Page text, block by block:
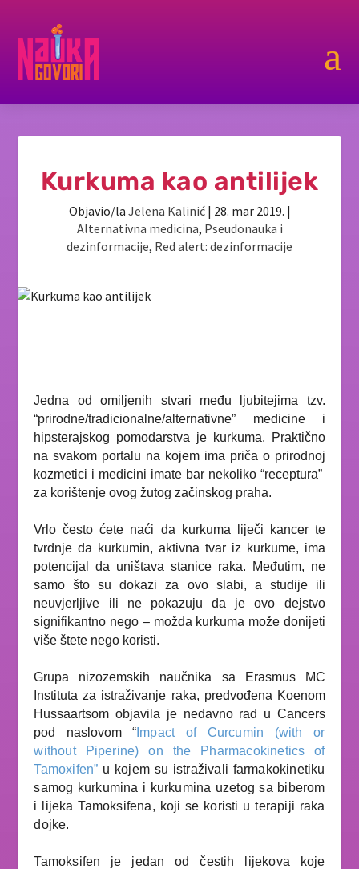
a
Kurkuma kao antilijek
Objavio/la Jelena Kalinić| 28. mar 2019. |
Alternativna medicina, Pseudonauka i
dezinformacije, Red alert: dezinformacije
Jedna od omiljenih stvari među ljubitejima tzv.
“prirodne/tradicionalne/alternativne” medicine i
hipsterajskog pomodarstva je kurkuma. Praktično
na svakom portalu na kojem ima priča o prirodnoj
kozmetici i medicini imate bar nekoliko “receptura”
za korištenje ovog žutog začinskog praha.
Vrlo često ćete naći da kurkuma liječi kancer te
tvrdnje da kurkumin, aktivna tvar iz kurkume, ima
potencijal da uništava stanice raka. Međutim, ne
samo što su dokazi za ovo slabi, a studije ili
neuvjerljive ili ne pokazuju da je ovo dejstvo
signifikantno nego – možda kurkuma može donijeti
više štete nego koristi.
Grupa nizozemskih naučnika sa Erasmus MC
Instituta za istraživanje raka, predvođena Koenom
Hussaartsom objavila je nedavno rad u Cancers
pod naslovom “ Impact of Curcumin (with or
without Piperine) on the Pharmacokinetics of
Tamoxifen” u kojem su istraživali farmakokinetiku
samog kurkumina i kurkumina uzetog sa biberom
i lijeka Tamoksifena, koji se koristi u terapiji raka
dojke.
Tamoksifen je jedan od čestih lijekova koje